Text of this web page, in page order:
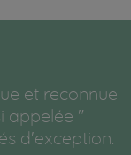
et reconnue
appelée "
d'exception.